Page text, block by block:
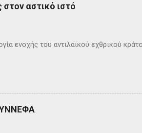
στον αστικό ιστό
ενοχής του αντιλαϊκού εχθρικού